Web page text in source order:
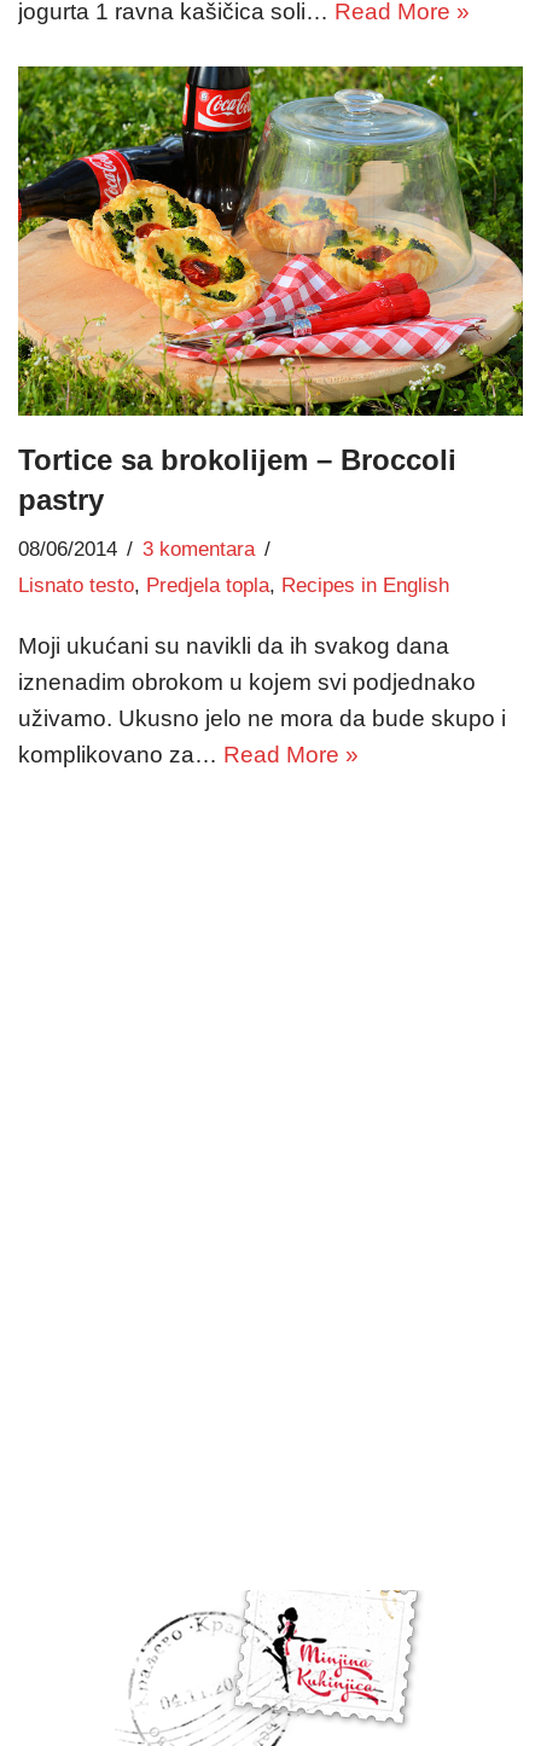
jogurta 1 ravna kašičica soli… Read More »
Tortice sa brokolijem – Broccoli
pastry
08/06/2014
3 komentara
Lisnato testo, Predjela topla, Recipes in English
Moji ukućani su navikli da ih svakog dana
iznenadim obrokom u kojem svi podjednako
uživamo. Ukusno jelo ne mora da bude skupo i
komplikovano za… Read More »